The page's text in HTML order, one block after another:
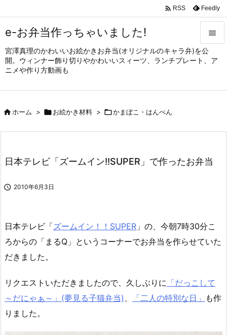
e-お弁当作っちゃいました!
宮澤真理のかわいいお絵かきお弁当(オリジナルのキャラ弁)を公
開。ウィンナー飾り切りやかわいいスィーツ、ランチプレート、ア
ニメや作り方動画も


メニュ
サイド


 RSS Feedly
ホーム > お絵かき材料 > かまぼこ・はんぺん
日本テレビ「ズームイン!!SUPER」で作ったお弁当
 2010年6月3日
日本テレビ「ズームイン！！SUPER 」の、今朝7時30分こ
ろからの「まるQ」というコーナーでお弁当を作らせていた
だきました。
リクエストいただきましたので、久しぶりに 「だっこして
～だにゃぁ～」(夢見る子猫弁当)
「二人の特別な日」 も作
りました。